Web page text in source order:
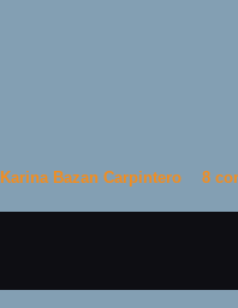
Karina Bazan Carpintero 8